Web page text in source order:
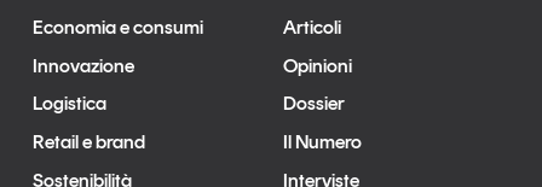
Tendenze Journal
La nostra newsletter nella tua email
Iscriviti
Economia e consumi
Innovazione
Logistica
Retail e brand
Sostenibilità
Articoli
Opinioni
Dossier
Il Numero
Interviste